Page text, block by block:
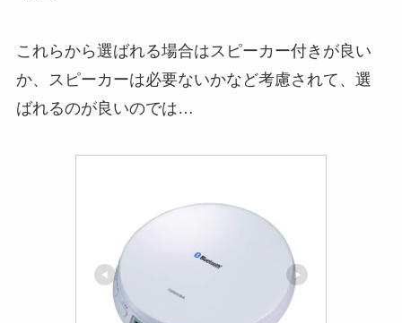
これらから選ばれる場合はスピーカー付きが良い
か、スピーカーは必要ないかなど考慮されて、選
ばれるのが良いのでは…